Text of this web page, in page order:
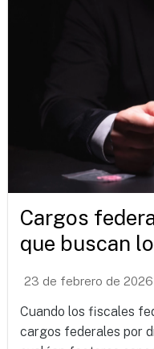
Cargos
que buscan
23 de febrero de 2026
Cuando los fiscales
cargos federales por